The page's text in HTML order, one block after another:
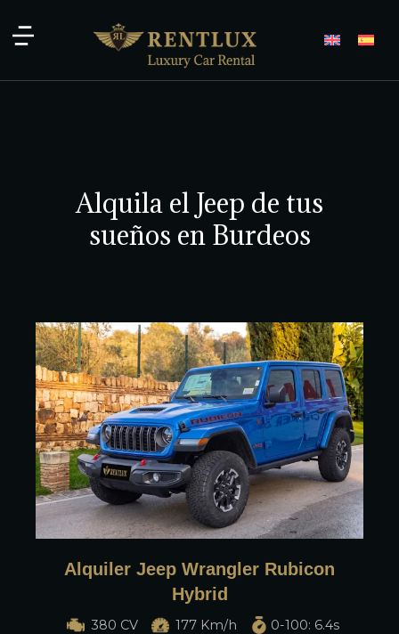
Alquila el Jeep de tus
sueños en Burdeos
Alquiler Jeep Wrangler Rubicon
Hybrid
380 CV 177 Km/h 0-100: 6.4s